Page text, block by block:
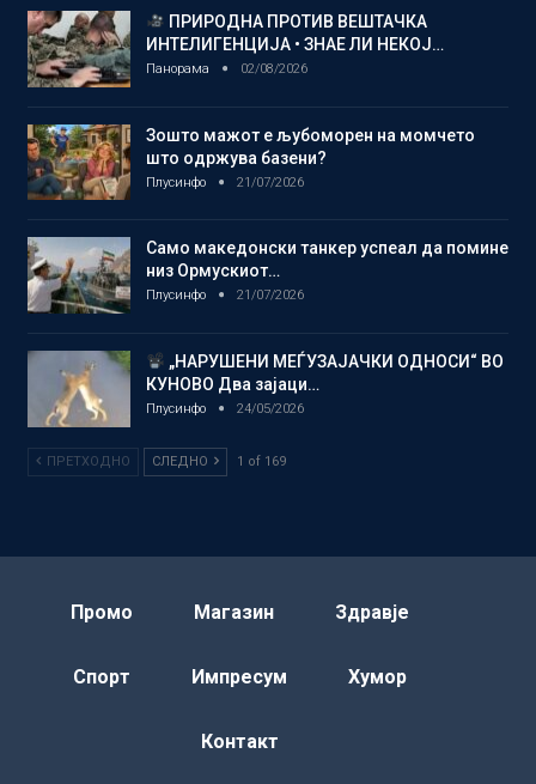
ПРИРОДНА ПРОТИВ ВЕШТАЧКА
ИНТЕЛИГЕНЦИЈА • ЗНАЕ ЛИ НЕКОЈ…
Панорама 02/08/2026
Зошто мажот е љубоморен на момчето
што одржува базени?
Плусинфо 21/07/2026
Само македонски танкер успеал да помине
низ Ормускиот…
Плусинфо 21/07/2026
„НАРУШЕНИ МЕЃУЗАЈАЧКИ ОДНОСИ“ ВО
КУНОВО Два зајаци…
Плусинфо 24/05/2026
ПРЕТХОДНО СЛЕДНО 1 of 169
Промо Магазин Здравје
Спорт Импресум Хумор
Контакт